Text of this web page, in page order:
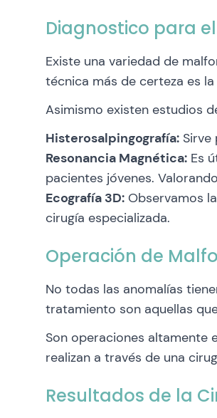
Diagnostico para
Existe una variedad de
técnica más de certeza es
Asimismo existen estudios
Histerosalpingografía:
Resonancia Magnética: Es
pacientes jóvenes.
Ecografía 3D: Observamos
cirugía especializada.
Operación de
No todas las anomalías
tratamiento son aquellas
Son operaciones altamente
realizan a través de una
Resultados de la